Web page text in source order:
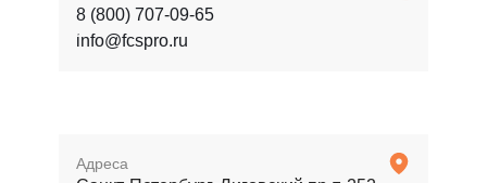
Адреса
8 (800) 707-09-65
info@fcspro.ru